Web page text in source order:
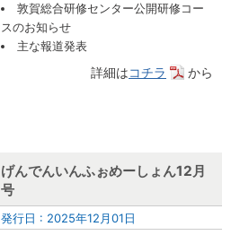
敦賀総合研修センター公開研修コー
スのお知らせ
主な報道発表
詳細はコチラ から
げんでんいんふぉめーしょん12月
号
発行日 : 2025年12月01日